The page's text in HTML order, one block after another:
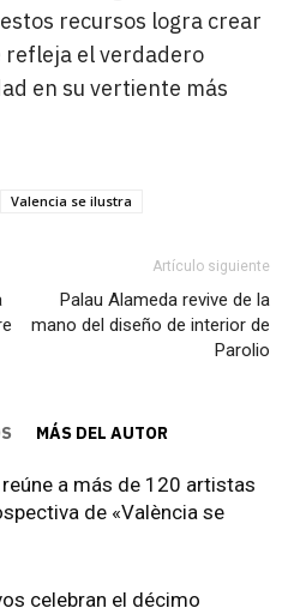
recursos logra crear
refleja el verdadero
en su vertiente más
Valencia se ilustra
Artículo siguiente
Palau Alameda revive de la
mano del diseño de interior de
Parolio
MÁS DEL AUTOR
a más de 120 artistas
de «València se
celebran el décimo